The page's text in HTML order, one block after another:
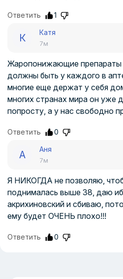
Ответить 1
К Катя
7м
Жаропонижающие
должны быть у каждого в
многие еще держат у себя
многих странах мира он уже
попросту, а у нас свободно
Ответить 0
А Аня
7м
Я НИКОГДА не позволяю,
поднималась выше 38, даю
акрихиновский и сбиваю,
ему будет ОЧЕНЬ плохо!!!
Ответить 0